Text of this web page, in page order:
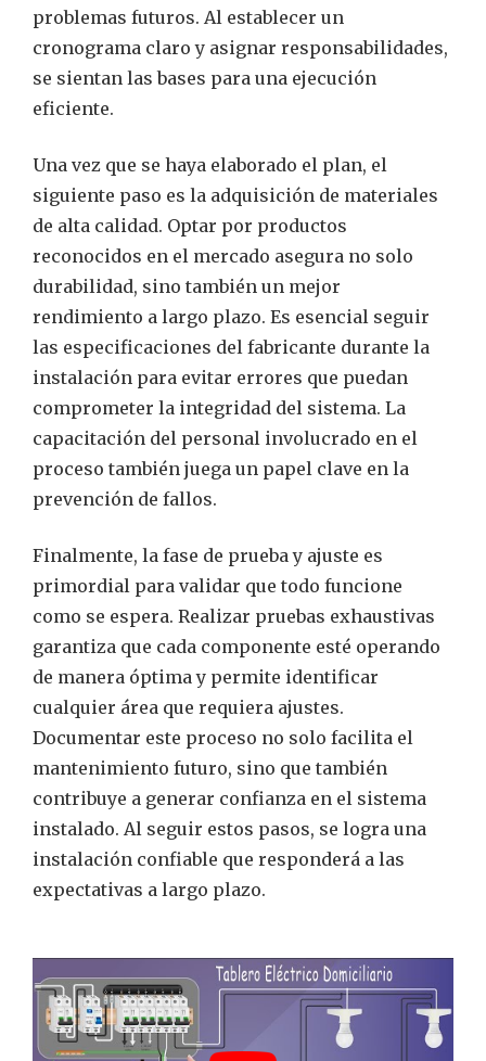
problemas futuros. Al establecer un
cronograma claro y asignar responsabilidades,
se sientan las bases para una ejecución
eficiente.
Una vez que se haya elaborado el plan, el
siguiente paso es la adquisición de materiales
de alta calidad. Optar por productos
reconocidos en el mercado asegura no solo
durabilidad, sino también un mejor
rendimiento a largo plazo. Es esencial seguir
las especificaciones del fabricante durante la
instalación para evitar errores que puedan
comprometer la integridad del sistema. La
capacitación del personal involucrado en el
proceso también juega un papel clave en la
prevención de fallos.
Finalmente, la fase de prueba y ajuste es
primordial para validar que todo funcione
como se espera. Realizar pruebas exhaustivas
garantiza que cada componente esté operando
de manera óptima y permite identificar
cualquier área que requiera ajustes.
Documentar este proceso no solo facilita el
mantenimiento futuro, sino que también
contribuye a generar confianza en el sistema
instalado. Al seguir estos pasos, se logra una
instalación confiable que responderá a las
expectativas a largo plazo.